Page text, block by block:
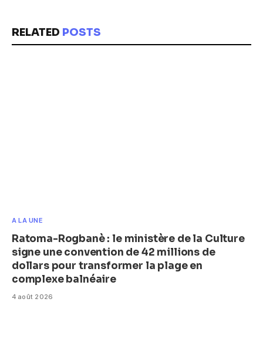
RELATED POSTS
A LA UNE
Ratoma-Rogbanè : le ministère de la Culture
signe une convention de 42 millions de
dollars pour transformer la plage en
complexe balnéaire
4 août 2026